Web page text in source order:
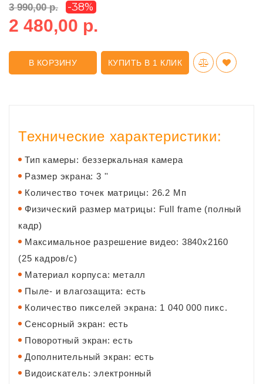
3 990,00 р. -38%
2 480,00 р.
В КОРЗИНУ КУПИТЬ В 1 КЛИК
Технические характеристики:
Тип камеры: беззеркальная камера
Размер экрана: 3 ''
Количество точек матрицы: 26.2 Мп
Физический размер матрицы: Full frame (полный
кадр)
Максимальное разрешение видео: 3840x2160
(25 кадров/с)
Материал корпуса: металл
Пыле- и влагозащита: есть
Количество пикселей экрана: 1 040 000 пикс.
Сенсорный экран: есть
Поворотный экран: есть
Дополнительный экран: есть
Видоискатель: электронный